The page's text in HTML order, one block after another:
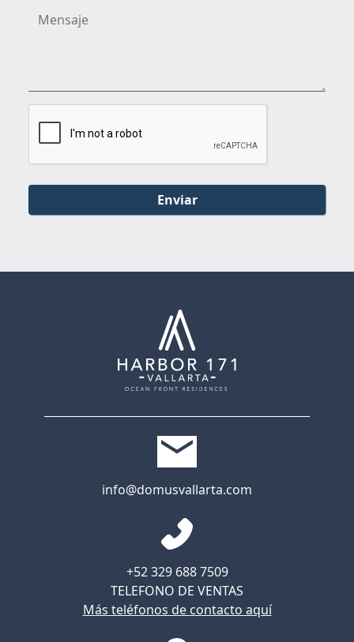
Enviar
info@domusvallarta.com
+52 329 688 7509
TELEFONO DE VENTAS
Más teléfonos de contacto aquí